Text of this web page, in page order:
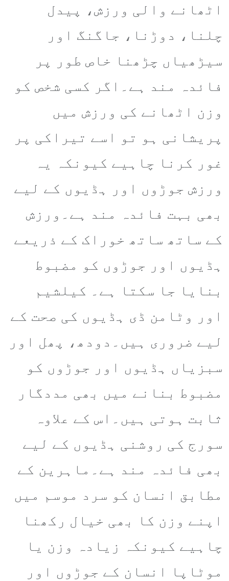
اٹھانے والی ورزش، پیدل
چلنا، دوڑنا، جاگنگ اور
سیڑھیاں چڑھنا خاص طور پر
فائدہ مند ہے۔اگر کسی شخص کو
وزن اٹھانے کی ورزش میں
پریشانی ہو تو اسے تیراکی پر
غور کرنا چاہیے کیونکہ یہ
ورزش جوڑوں اور ہڈیوں کے لیے
بھی بہت فائدہ مند ہے۔ورزش
کے ساتھ ساتھ خوراک کے ذریعے
ہڈیوں اور جوڑوں کو مضبوط
بنایا جا سکتا ہے۔ کیلشیم
اور وٹامن ڈی ہڈیوں کی صحت کے
لیے ضروری ہیں۔دودھ، پھل اور
سبزیاں ہڈیوں اور جوڑوں کو
مضبوط بنانے میں بھی مددگار
ثابت ہوتی ہیں۔اس کے علاوہ
سورج کی روشنی ہڈیوں کے لیے
بھی فائدہ مند ہے۔ماہرین کے
مطابق انسان کو سرد موسم میں
اپنے وزن کا بھی خیال رکھنا
چاہیے کیونکہ زیادہ وزن یا
موٹاپا انسان کے جوڑوں اور